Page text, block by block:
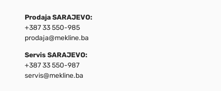
Prodaja SARAJEVO:
+387 33 550-985
prodaja@mekline.ba
Servis SARAJEVO:
+387 33 550-987
servis@mekline.ba